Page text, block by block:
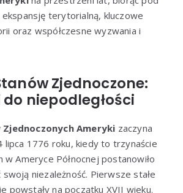
ekspansję terytorialną, kluczowe
oraz współczesne wyzwania i
Zjednoczone:
niepodległości
Zjednoczonych Ameryki zaczyna
lipca 1776 roku, kiedy to trzynaście
Ameryce Północnej postanowiło
swoją niezależność. Pierwsze stałe
powstały na początku XVII wieku.